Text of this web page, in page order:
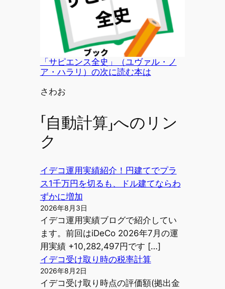
「サピエンス全史」（ユヴァル・ノ
ア・ハラリ）の次に読む本は
投稿者
さわお
「自動計算」へのリン
ク
イデコ運用実績紹介！円建てでプラ
ス1千万円を切るも、ドル建てならわ
ずかに増加
2026年8月3日
イデコ運用実績ブログで紹介してい
ます。前回はiDeCo 2026年7月の運
用実績 +10,282,497円です […]
イデコ受け取り時の税率計算
2026年8月2日
イデコ受け取り時点の評価額(拠出金